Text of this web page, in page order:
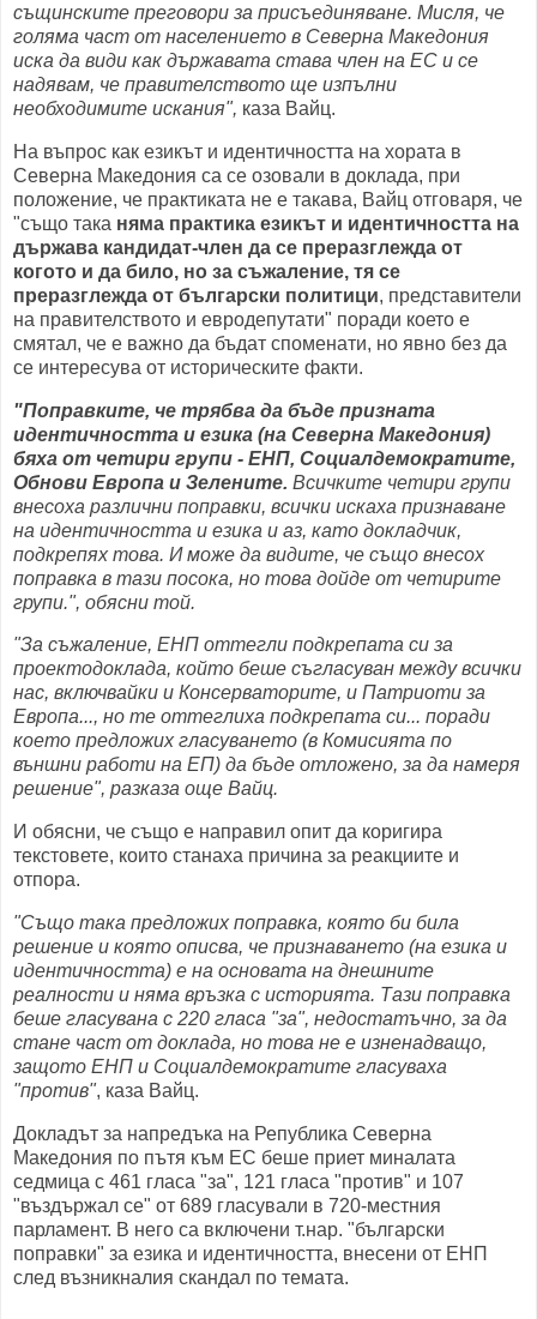
същинските преговори за присъединяване. Мисля, че
голяма част от населението в Северна Македония
иска да види как държавата става член на ЕС и се
надявам, че правителството ще изпълни
необходимите искания", каза Вайц.
На въпрос как езикът и идентичността на хората в
Северна Македония са се озовали в доклада, при
положение, че практиката не е такава, Вайц отговаря, че
"също така няма практика езикът и идентичността на
държава кандидат-член да се преразглежда от
когото и да било, но за съжаление, тя се
преразглежда от български политици, представители
на правителството и евродепутати" поради което е
смятал, че е важно да бъдат споменати, но явно без да
се интересува от историческите факти.
"Поправките, че трябва да бъде призната
идентичността и езика (на Северна Македония)
бяха от четири групи - ЕНП, Социалдемократите,
Обнови Европа и Зелените. Всичките четири групи
внесоха различни поправки, всички искаха признаване
на идентичността и езика и аз, като докладчик,
подкрепях това. И може да видите, че също внесох
поправка в тази посока, но това дойде от четирите
групи.", обясни той.
"За съжаление, ЕНП оттегли подкрепата си за
проектодоклада, който беше съгласуван между всички
нас, включвайки и Консерваторите, и Патриоти за
Европа..., но те оттеглиха подкрепата си... поради
което предложих гласуването (в Комисията по
външни работи на ЕП) да бъде отложено, за да намеря
решение", разказа още Вайц.
И обясни, че също е направил опит да коригира
текстовете, които станаха причина за реакциите и
отпора.
"Също така предложих поправка, която би била
решение и която описва, че признаването (на езика и
идентичността) е на основата на днешните
реалности и няма връзка с историята. Тази поправка
беше гласувана с 220 гласа "за", недостатъчно, за да
стане част от доклада, но това не е изненадващо,
защото ЕНП и Социалдемократите гласуваха
"против", каза Вайц.
Докладът за напредъка на Република Северна
Македония по пътя към ЕС беше приет миналата
седмица с 461 гласа "за", 121 гласа "против" и 107
"въздържал се" от 689 гласували в 720-местния
парламент. В него са включени т.нар. "български
поправки" за езика и идентичността, внесени от ЕНП
след възникналия скандал по темата.